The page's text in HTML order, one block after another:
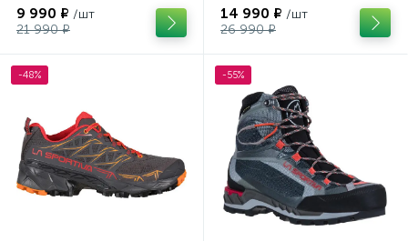
9 990 ₽ /шт
21 990 ₽
14 990 ₽ /шт
26 990 ₽
-48% -55%